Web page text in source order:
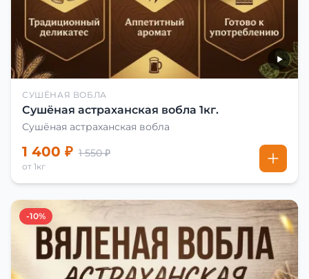
СУШЁНАЯ ВОБЛА
Сушёная астраханская вобла 1кг.
Сушёная астраханская вобла
1 400 ₽ 1 550 ₽
от 1кг
-10%